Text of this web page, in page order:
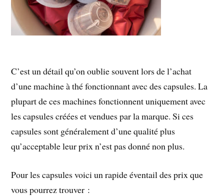
C’est un détail qu’on oublie souvent lors de l’achat
d’une machine à thé fonctionnant avec des capsules. La
plupart de ces machines fonctionnent uniquement avec
les capsules créées et vendues par la marque. Si ces
capsules sont généralement d’une qualité plus
qu’acceptable leur prix n’est pas donné non plus.
Pour les capsules voici un rapide éventail des prix que
vous pourrez trouver :